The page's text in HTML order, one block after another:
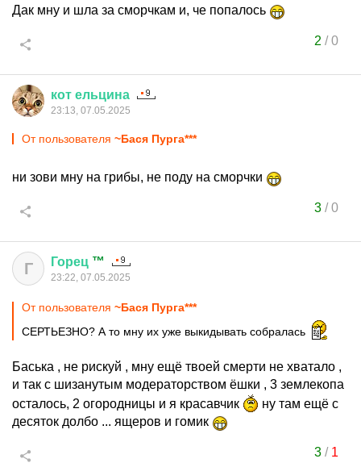
Дак мну и шла за сморчкам и, че попалось
2 /0
кот ельцина
23:13, 07.05.2025
От пользователя ~Бася Пурга***
ни зови мну на грибы, не поду на сморчки
3/0
Г Горец ™
23:22, 07.05.2025
От пользователя ~Бася Пурга***
СЕРТЬЕЗНО? А то мну их уже выкидывать собралась
Баська , не рискуй , мну ещё твоей смерти не хватало ,
и так с шизанутым модераторством ёшки , 3 землекопа
осталось, 2 огородницы и я красавчик
ну там ещё с
десяток долбо ... ящеров и гомик
3/ 1